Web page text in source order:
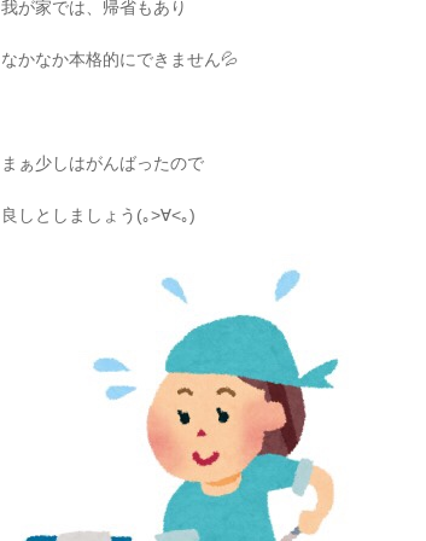
我が家では、帰省もあり
なかなか本格的にできません💦
まぁ少しはがんばったので
良しとしましょう(｡>∀<｡)